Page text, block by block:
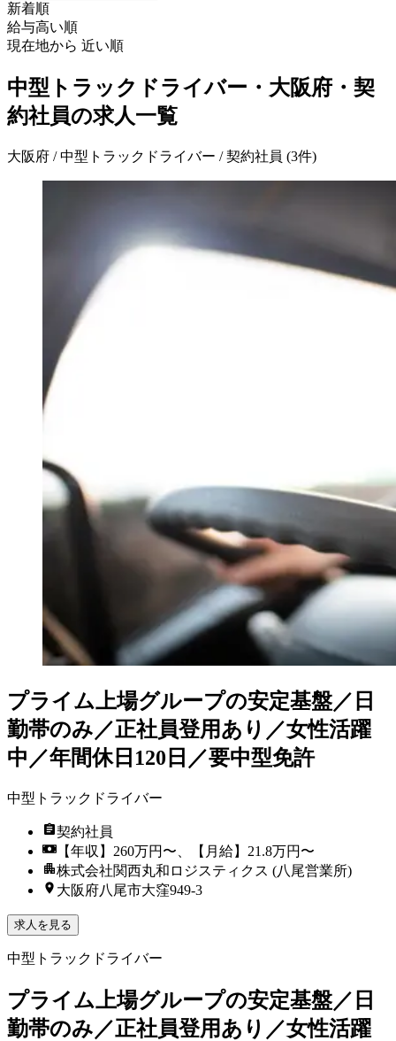
新着順
給与高い順
現在地から 近い順
中型トラックドライバー・大阪府・契
約社員の求人一覧
大阪府 / 中型トラックドライバー / 契約社員 (3件)
プライム上場グループの安定基盤／日
勤帯のみ／正社員登用あり／女性活躍
中／年間休日120日／要中型免許
中型トラックドライバー
契約社員
【年収】260万円〜、【月給】21.8万円〜
株式会社関西丸和ロジスティクス (八尾営業所)
大阪府八尾市大窪949-3
求人を見る
中型トラックドライバー
プライム上場グループの安定基盤／日
勤帯のみ／正社員登用あり／女性活躍